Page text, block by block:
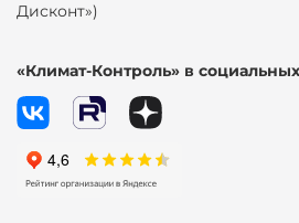
Дисконт»)
«Климат-Контроль» в